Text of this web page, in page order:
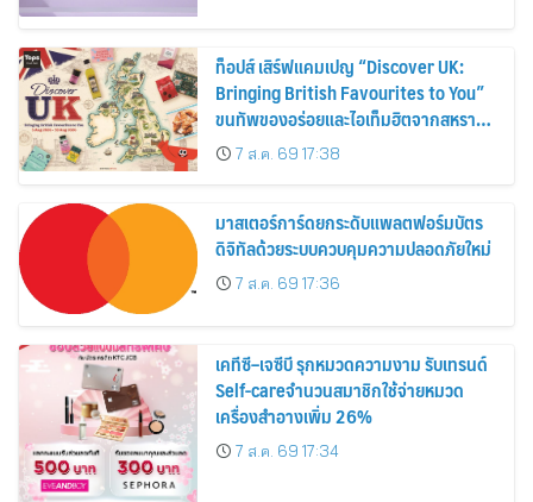
ท็อปส์ เสิร์ฟแคมเปญ “Discover UK:
Bringing British Favourites to You”
ขนทัพของอร่อยและไอเท็มฮิตจากสหราช
อาณาจักร ส่งตรงถึงมือตั้งแต่วันนี้ – 18
สิงหาคมนี้
7 ส.ค. 69 17:38
มาสเตอร์การ์ดยกระดับแพลตฟอร์มบัตร
ดิจิทัลด้วยระบบควบคุมความปลอดภัยใหม่
7 ส.ค. 69 17:36
เคทีซี–เจซีบี รุกหมวดความงาม รับเทรนด์
Self-careจำนวนสมาชิกใช้จ่ายหมวด
เครื่องสำอางเพิ่ม 26%
7 ส.ค. 69 17:34